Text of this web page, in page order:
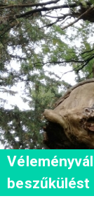
beszűkülést